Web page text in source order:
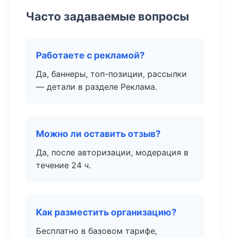
Часто задаваемые вопросы
Работаете с рекламой?
Да, баннеры, топ-позиции, рассылки
— детали в разделе Реклама.
Можно ли оставить отзыв?
Да, после авторизации, модерация в
течение 24 ч.
Как разместить организацию?
Бесплатно в базовом тарифе,